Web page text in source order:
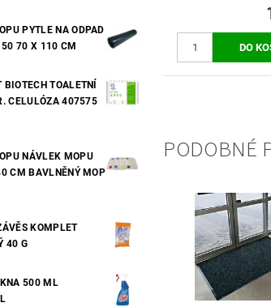
PYTLE NA ODPAD
70 X 110 CM
BIOTECH TOALETNÍ
CELULÓZA 407575
NÁVLEK MOPU
CM BAVLNĚNÝ MOP
KOMPLET
40 G
500 ML
PODOBNÉ